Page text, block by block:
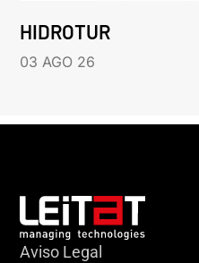
HIDROTUR
03 AGO 26
Aviso Legal